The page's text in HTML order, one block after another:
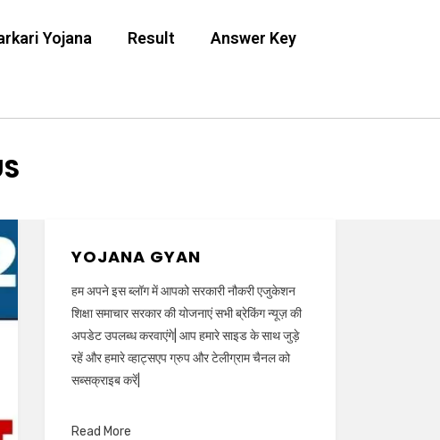
Yojana Result Answer Key
YOJANA GYAN
हम अपने इस ब्लॉग में आपको सरकारी नौकरी एजुकेशन
शिक्षा समाचार सरकार की योजनाएं सभी ब्रेकिंग न्यूज़ की
अपडेट उपलब्ध करवाएंगे| आप हमारे साइड के साथ जुड़े
रहें और हमारे व्हाट्सएप ग्रुप और टेलीग्राम चैनल को
सब्सक्राइब करें|
Read More